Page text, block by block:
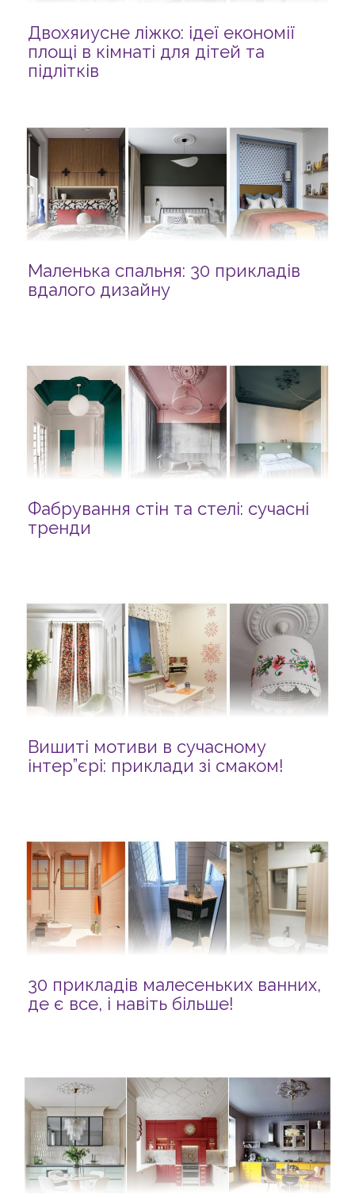
Двохяиусне ліжко: ідеї економії
площі в кімнаті для дітей та
підлітків
Маленька спальня: 30 прикладів
вдалого дизайну
Фабрування стін та стелі: сучасні
тренди
Вишиті мотиви в сучасному
інтер”єрі: приклади зі смаком!
30 прикладів малесеньких ванних,
де є все, і навіть більше!